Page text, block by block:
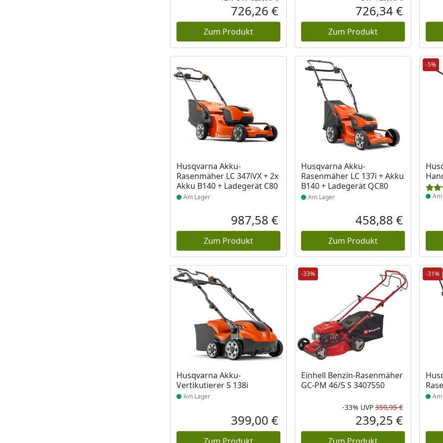
Rabatt in Prozent
Ursprünglicher Preis
Aktueller Preis
726,26 €
Zum Produkt
Aktueller
726,34 €
Zum Produkt
Husqvarna Akku-
Rasenmäher LC 347iVX + 2x
Akku B140 + Ladegerät C80
Produkt am Lager
Am Lager
Aktueller Preis
987,58 €
Zum Produkt
Husqvarna Akku-
Rasenmäher LC 137i + Akku
B140 + Ladegerät QC80
Produkt am Lager
Am Lager
Aktueller
458,88 €
Zum Produkt
-5%
Husqvarna Akku-
Vertikutierer S 138i
Produkt am Lager
Am Lager
Aktueller Preis
399,00 €
-33%
Einhell Benzin-Rasenmäher
GC-PM 46/5 S 3407550
Rabatt in
-33% UVP 359,95 €
Aktueller
239,25 €
-31%